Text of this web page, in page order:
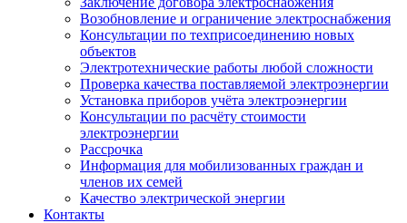
Возобновление и ограничение электроснабжения
Консультации по техприсоединению новых
объектов
Электротехнические работы любой сложности
Проверка качества поставляемой электроэнергии
Установка приборов учёта электроэнергии
Консультации по расчёту стоимости
электроэнергии
Рассрочка
Информация для мобилизованных граждан и
членов их семей
Качество электрической энергии
Контакты